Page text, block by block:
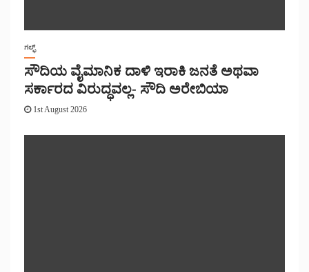
ಗಲ್ಫ್
ಸೌದಿಯ ವೈಮಾನಿಕ ದಾಳಿ ಇರಾಕಿ ಜನತೆ ಅಥವಾ
ಸರ್ಕಾರದ ವಿರುದ್ಧವಲ್ಲ- ಸೌದಿ ಅರೇಬಿಯಾ
1st August 2026